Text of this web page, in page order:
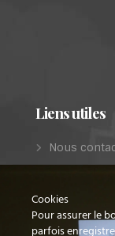
Liens utiles
Nous
Dernières
Infos
Cookies
Pour assurer le
parfois